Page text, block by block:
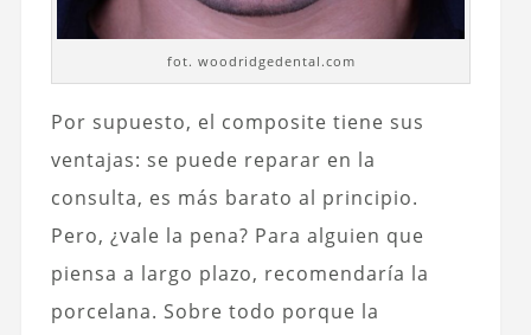
fot. woodridgedental.com
Por supuesto, el composite tiene sus
ventajas: se puede reparar en la
consulta, es más barato al principio.
Pero, ¿vale la pena? Para alguien que
piensa a largo plazo, recomendaría la
porcelana. Sobre todo porque la